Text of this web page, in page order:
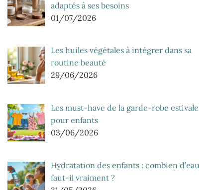
adaptés à ses besoins
01/07/2026
Les huiles végétales à intégrer dans sa
routine beauté
29/06/2026
Les must-have de la garde-robe estivale
pour enfants
03/06/2026
Hydratation des enfants : combien d’eau
faut-il vraiment ?